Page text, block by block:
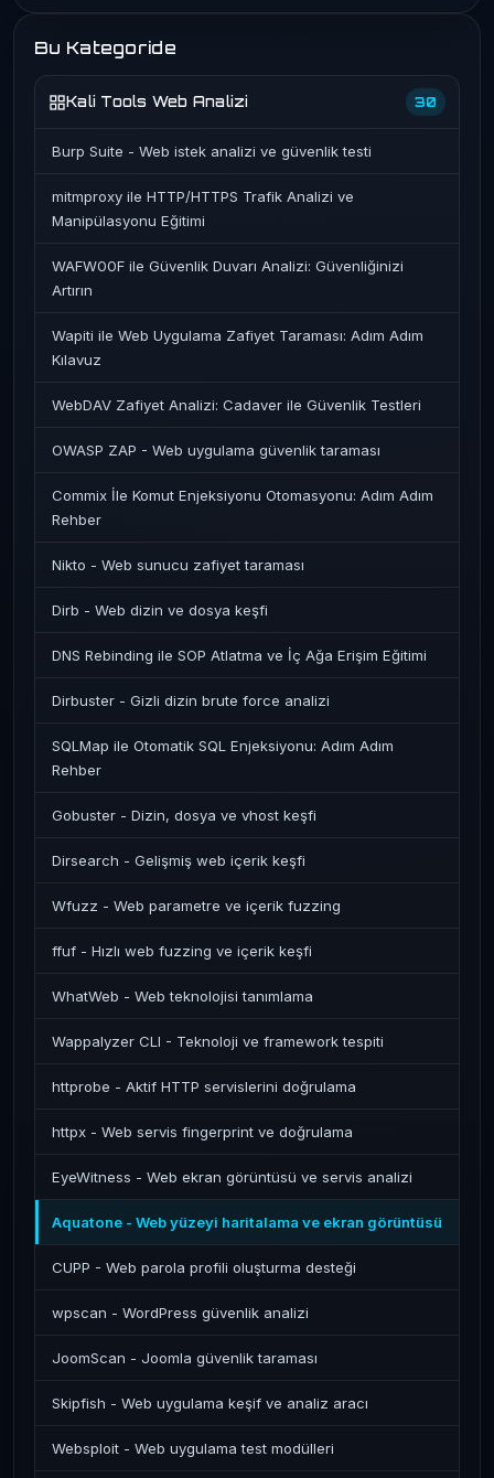
Bu Kategoride
Kali Tools Web Analizi 30
Burp Suite - Web istek analizi ve güvenlik testi
mitmproxy ile HTTP/HTTPS Trafik Analizi ve
Manipülasyonu Eğitimi
WAFW00F ile Güvenlik Duvarı Analizi: Güvenliğinizi
Artırın
Wapiti ile Web Uygulama Zafiyet Taraması: Adım Adım
Kılavuz
WebDAV Zafiyet Analizi: Cadaver ile Güvenlik Testleri
OWASP ZAP - Web uygulama güvenlik taraması
Commix İle Komut Enjeksiyonu Otomasyonu: Adım Adım
Rehber
Nikto - Web sunucu zafiyet taraması
Dirb - Web dizin ve dosya keşfi
DNS Rebinding ile SOP Atlatma ve İç Ağa Erişim Eğitimi
Dirbuster - Gizli dizin brute force analizi
SQLMap ile Otomatik SQL Enjeksiyonu: Adım Adım
Rehber
Gobuster - Dizin, dosya ve vhost keşfi
Dirsearch - Gelişmiş web içerik keşfi
Wfuzz - Web parametre ve içerik fuzzing
ffuf - Hızlı web fuzzing ve içerik keşfi
WhatWeb - Web teknolojisi tanımlama
Wappalyzer CLI - Teknoloji ve framework tespiti
httprobe - Aktif HTTP servislerini doğrulama
httpx - Web servis fingerprint ve doğrulama
EyeWitness - Web ekran görüntüsü ve servis analizi
Aquatone - Web yüzeyi haritalama ve ekran görüntüsü
CUPP - Web parola profili oluşturma desteği
wpscan - WordPress güvenlik analizi
JoomScan - Joomla güvenlik taraması
Skipfish - Web uygulama keşif ve analiz aracı
Websploit - Web uygulama test modülleri